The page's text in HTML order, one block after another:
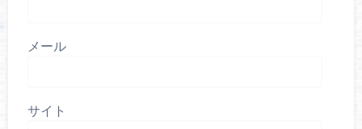
メール
サイト